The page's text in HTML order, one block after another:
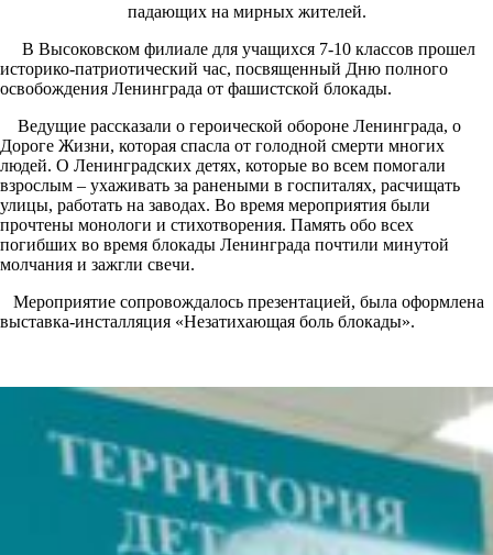
падающих на мирных жителей.
В Высоковском филиале для учащихся 7-10 классов прошел
историко-патриотический час, посвященный Дню полного
освобождения Ленинграда от фашистской блокады.
Ведущие рассказали о героической обороне Ленинграда, о
Дороге Жизни, которая спасла от голодной смерти многих
людей. О Ленинградских детях, которые во всем помогали
взрослым – ухаживать за ранеными в госпиталях, расчищать
улицы, работать на заводах. Во время мероприятия были
прочтены монологи и стихотворения. Память обо всех
погибших во время блокады Ленинграда почтили минутой
молчания и зажгли свечи.
Мероприятие сопровождалось презентацией, была оформлена
выставка-инсталляция «Незатихающая боль блокады».